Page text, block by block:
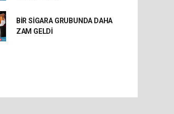
BİR SİGARA GRUBUNDA DAHA
ZAM GELDİ